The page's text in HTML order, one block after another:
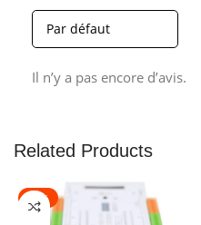
Il n’y a pas encore d’avis.
Related Products
-21%